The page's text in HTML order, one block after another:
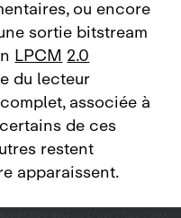
ou encore
sortie bitstream
LPCM2.0
du lecteur
associée à
de ces
restent
apparaissent.